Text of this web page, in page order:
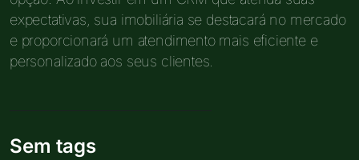
expectativas, sua imobiliária se destacará no mercado
e proporcionará um atendimento mais eficiente e
personalizado aos seus clientes.
Sem tags